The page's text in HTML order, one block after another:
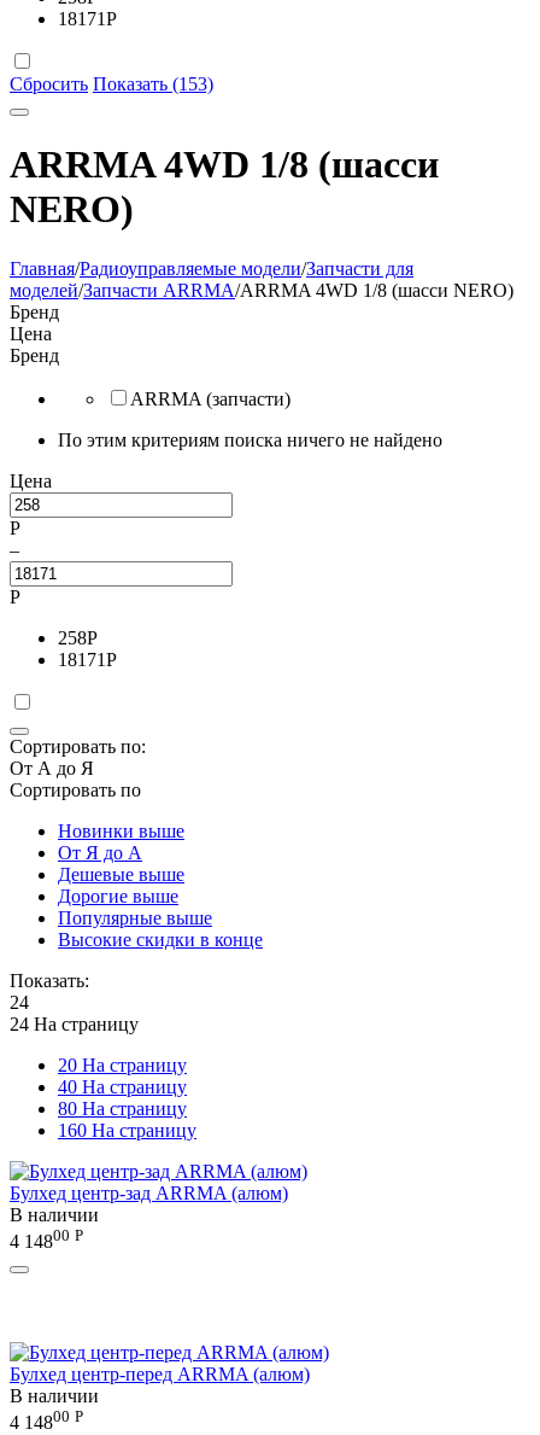
18171Р
Сбросить Показать (153)
ARRMA 4WD 1/8 (шасси
NERO)
Главная/Радиоуправляемые модели/Запчасти для
моделей/Запчасти ARRMA/ARRMA 4WD 1/8 (шасси NERO)
Бренд
Цена
Бренд
ARRMA (запчасти)
По этим критериям поиска ничего не найдено
Цена
Р
–
Р
258Р
18171Р
Сортировать по:
От А до Я
Сортировать по
Новинки выше
От Я до А
Дешевые выше
Дорогие выше
Популярные выше
Высокие скидки в конце
Показать:
24
24 На страницу
20 На страницу
40 На страницу
80 На страницу
160 На страницу
Булхед центр-зад ARRMA (алюм)
В наличии
4 14800 Р
Булхед центр-перед ARRMA (алюм)
В наличии
4 14800 Р